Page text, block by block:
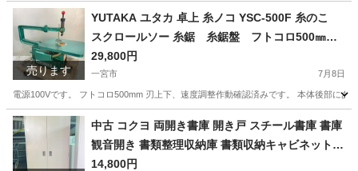
愛知 一宮市 看板
売ります
YUTAKA ユタカ 卓上 糸ノコ YSC-500F 糸のこ
スクロールソー 糸鋸 糸鋸盤 フトコロ500㎜
愛知県 一宮市 名古屋 稲沢 江南 岩倉 岐阜 羽島 各
務ヶ原 三重 愛知 グッドプライス一宮
29,800円
一宮市 7月8日
電源100Vです。 フトコロ500mm 刃上下、速度調整作動確認済みです。 本体後部に
愛知 一宮市 その他
中古 コクヨ 両開き書庫 開き戸 スチール書庫 書庫
観音開き 書類整理収納庫 書類収納キャビネット 5
段 鍵付 W880×D400×H1850 KOKUYO 愛知 岐
14,800円